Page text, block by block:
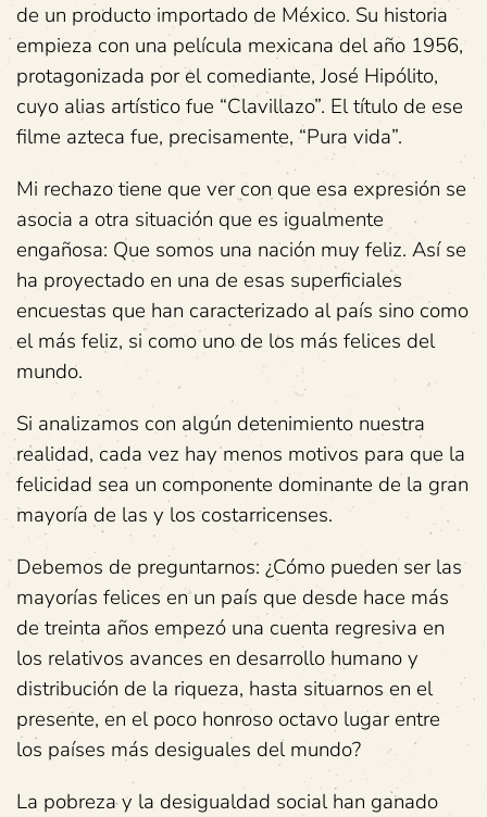
de un producto importado de México. Su historia
empieza con una película mexicana del año 1956,
protagonizada por el comediante, José Hipólito,
cuyo alias artístico fue “Clavillazo”. El título de ese
filme azteca fue, precisamente, “Pura vida”.
Mi rechazo tiene que ver con que esa expresión se
asocia a otra situación que es igualmente
engañosa: Que somos una nación muy feliz. Así se
ha proyectado en una de esas superficiales
encuestas que han caracterizado al país sino como
el más feliz, si como uno de los más felices del
mundo.
Si analizamos con algún detenimiento nuestra
realidad, cada vez hay menos motivos para que la
felicidad sea un componente dominante de la gran
mayoría de las y los costarricenses.
Debemos de preguntarnos: ¿Cómo pueden ser las
mayorías felices en un país que desde hace más
de treinta años empezó una cuenta regresiva en
los relativos avances en desarrollo humano y
distribución de la riqueza, hasta situarnos en el
presente, en el poco honroso octavo lugar entre
los países más desiguales del mundo?
La pobreza y la desigualdad social han ganado